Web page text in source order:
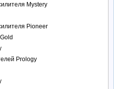
Mystery
Pioneer
Prology